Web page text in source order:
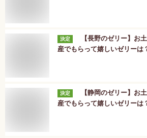
決定
【長野のゼリー】お
産でもらって嬉しいゼリーは
決定
【静岡のゼリー】お
産でもらって嬉しいゼリーは